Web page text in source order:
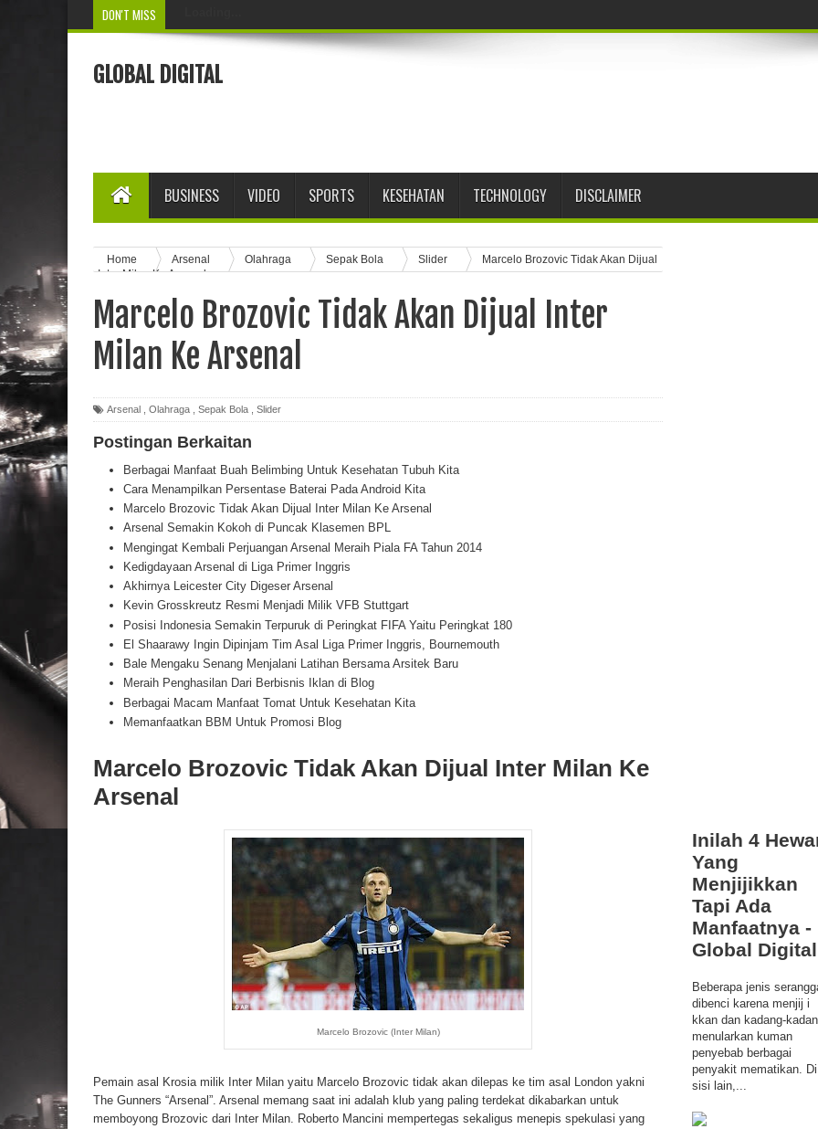
DON'T MISS
GLOBAL DIGITAL
BUSINESS VIDEO SPORTS KESEHATAN TECHNOLOGY DISCLAIMER
Inilah 4
Yang
Menjijikkan
Tapi Ada
Manfaatnya -
Global Digital
Beberapa jenis
dibenci karena menjij i
kkan dan kadang-
menularkan kuman
penyebab berbagai
penyakit mematikan. Di
sisi lain,...
Home Arsenal Olahraga Sepak Bola Slider
Marcelo Brozovic Tidak Akan Dijual
Inter Milan Ke Arsenal
Marcelo Brozovic Tidak Akan Dijual Inter
Milan Ke Arsenal
Arsenal Olahraga Sepak Bola Slider
Postingan Berkaitan
Berbagai Manfaat Buah Belimbing Untuk Kesehatan Tubuh Kita
Cara Menampilkan Persentase Baterai Pada Android Kita
Marcelo Brozovic Tidak Akan Dijual Inter Milan Ke Arsenal
Arsenal Semakin Kokoh di Puncak Klasemen BPL
Mengingat Kembali Perjuangan Arsenal Meraih Piala FA Tahun 2014
Kedigdayaan Arsenal di Liga Primer Inggris
Akhirnya Leicester City Digeser Arsenal
Kevin Grosskreutz Resmi Menjadi Milik VFB Stuttgart
Posisi Indonesia Semakin Terpuruk di Peringkat FIFA Yaitu Peringkat 180
El Shaarawy Ingin Dipinjam Tim Asal Liga Primer Inggris, Bournemouth
Bale Mengaku Senang Menjalani Latihan Bersama Arsitek Baru
Meraih Penghasilan Dari Berbisnis Iklan di Blog
Berbagai Macam Manfaat Tomat Untuk Kesehatan Kita
Memanfaatkan BBM Untuk Promosi Blog
Marcelo Brozovic Tidak Akan Dijual Inter Milan Ke
Arsenal
Marcelo Brozovic (Inter Milan)
Pemain asal Krosia milik Inter Milan yaitu Marcelo Brozovic tidak akan dilepas ke tim asal London yakni
The Gunners “Arsenal”. Arsenal memang saat ini adalah klub yang paling terdekat dikabarkan untuk
memboyong Brozovic dari Inter Milan. Roberto Mancini mempertegas sekaligus menepis spekulasi yang